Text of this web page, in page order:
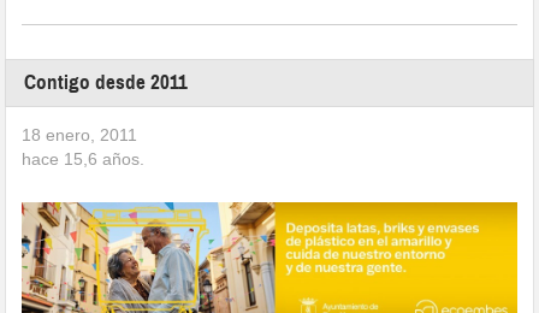
Contigo desde 2011
18 enero, 2011
hace 15,6 años.